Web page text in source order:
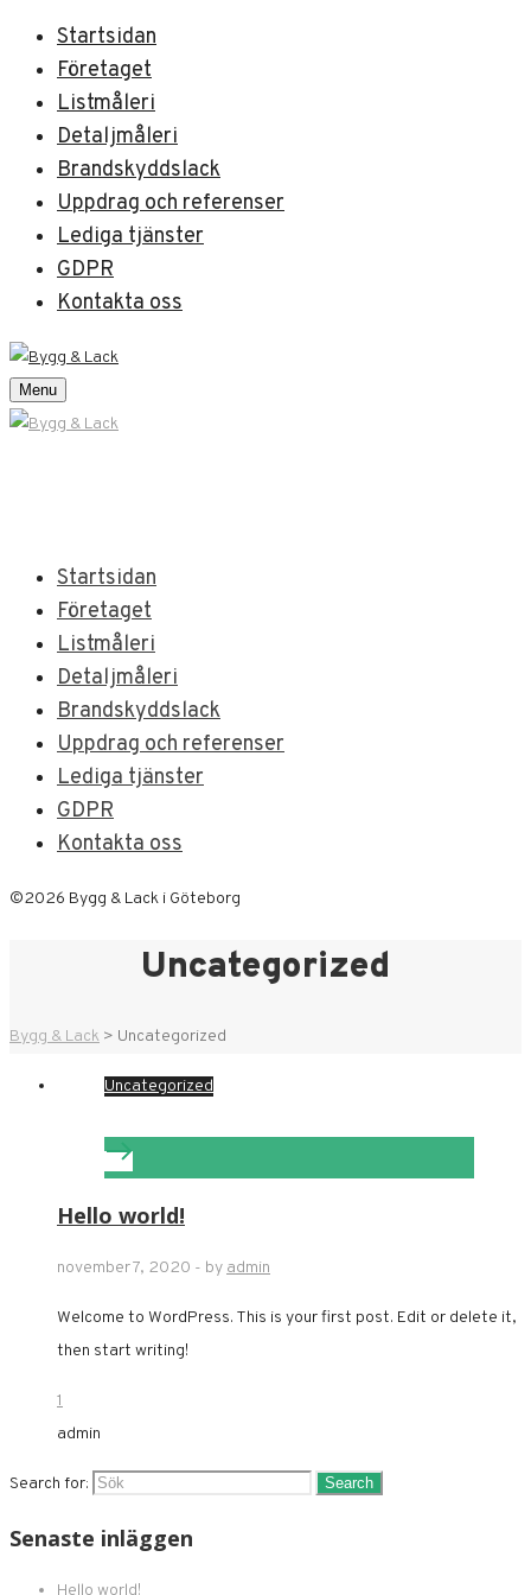
Startsidan
Företaget
Listmåleri
Detaljmåleri
Brandskyddslack
Uppdrag och referenser
Lediga tjänster
GDPR
Kontakta oss
Menu
Startsidan
Företaget
Listmåleri
Detaljmåleri
Brandskyddslack
Uppdrag och referenser
Lediga tjänster
GDPR
Kontakta oss
©2026 Bygg & Lack i Göteborg
Uncategorized
Bygg & Lack > Uncategorized
Uncategorized
Hello world!
november 7, 2020 - by admin
Welcome to WordPress. This is your first post. Edit or delete it,
then start writing!
1
admin
Search for:
Senaste inläggen